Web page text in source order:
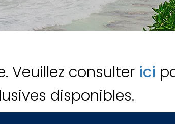
Veuillez consulter ici
disponibles.